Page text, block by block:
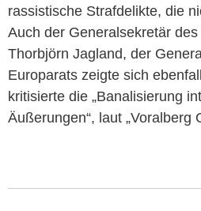
rassistische Strafdelikte, die
Auch der Generalsekretär
Thorbjörn Jagland, der
Europarats zeigte sich
kritisierte die „Banalisierung
Äußerungen“, laut „Voralberg